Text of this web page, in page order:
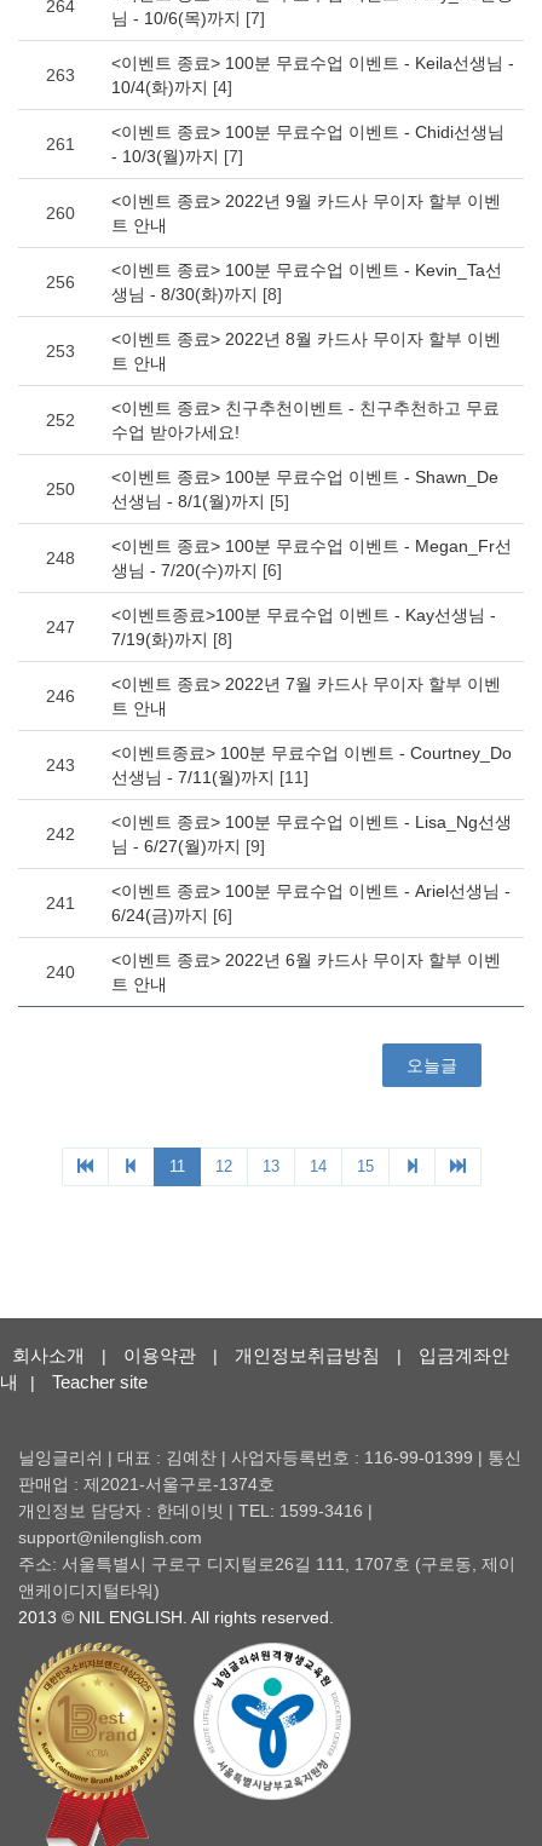
회사소개 | 이용약관 | 개인정보취급방침 |
입금계좌안
내
| Teacher site
닐잉글리쉬 | 대표 : 김예찬 | 사업자등록번호 : 116-99-01399 | 통신
판매업 : 제2021-서울구로-1374호
개인정보 담당자 : 한데이빗 | TEL: 1599-3416 |
support@nilenglish.com
주소: 서울특별시 구로구 디지털로26길 111, 1707호 (구로동, 제이
앤케이디지털타워)
2013 © NIL ENGLISH. All rights reserved.